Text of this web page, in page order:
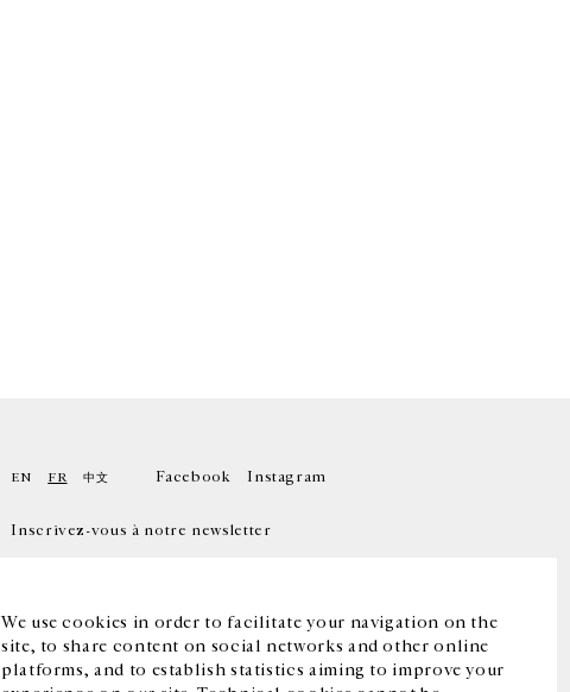
We use cookies in order to facilitate your navigation on the
site, to share content on social networks and other online
platforms, and to establish statistics aiming to improve your
EN FR 中文 Facebook Instagram
Inscrivez-vous à notre newsletter